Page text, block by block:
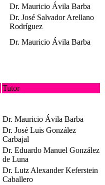
Dr. Mauricio Ávila Barba
Dr. José Salvador Arellano
Rodríguez
Dr. Mauricio Ávila Barba
Tutor
Dr. Mauricio Ávila Barba
Dr. José Luis González
Carbajal
Dr. Eduardo Manuel González
de Luna
Dr. Lutz Alexander Keferstein
Caballero